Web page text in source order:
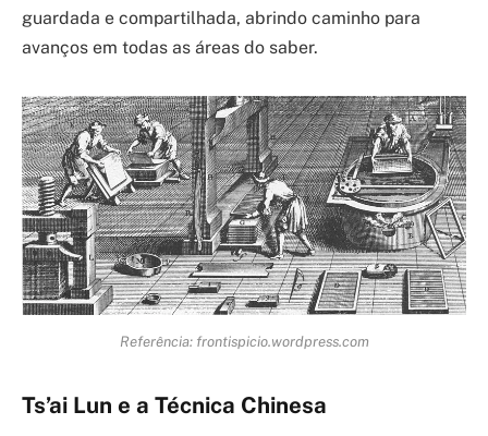
guardada e compartilhada, abrindo caminho para
avanços em todas as áreas do saber.
Referência: frontispicio.wordpress.com
Ts’ai Lun e a Técnica Chinesa